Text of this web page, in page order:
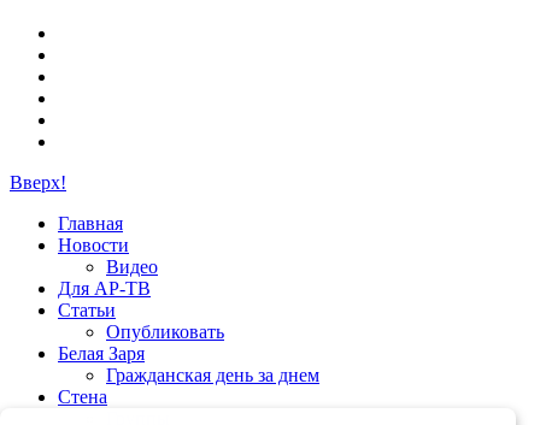
Вверх!
Главная
Новости
Видео
Для АР-ТВ
Статьи
Опубликовать
Белая Заря
Гражданская день за днем
Стена